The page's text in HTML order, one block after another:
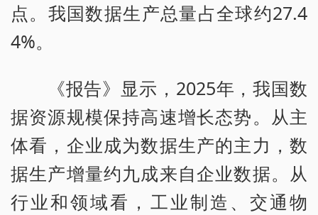
点。我国数据生产总量占全球约27.4
4%。
《报告》显示，2025年，我国数
据资源规模保持高速增长态势。从主
体看，企业成为数据生产的主力，数
据生产增量约九成来自企业数据。从
行业和领域看，工业制造、交通物